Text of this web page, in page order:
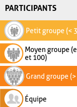
PARTICIPANTS
Petit groupe (<
Moyen groupe
et 100)
Grand groupe
Équipe